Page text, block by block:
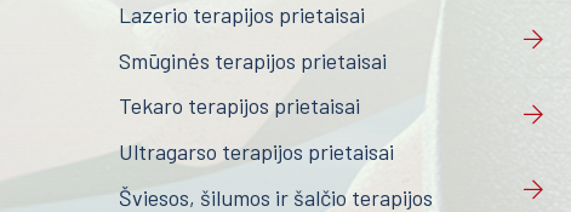
Lazerio terapijos prietaisai
Smūginės terapijos prietaisai
Tekaro terapijos prietaisai
Ultragarso terapijos prietaisai
Šviesos, šilumos ir šalčio terapijos